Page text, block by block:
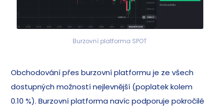
Burzovní platforma SPOT
Obchodování přes burzovní platformu je ze všech
dostupných možností nejlevnější (poplatek kolem
0.10 %). Burzovní platforma navíc podporuje pokročilé